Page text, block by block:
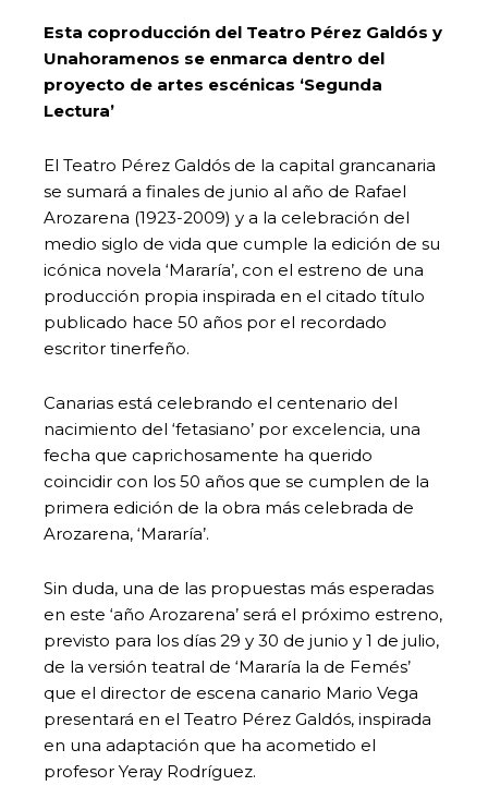
Esta coproducción del Teatro Pérez Galdós y
Unahoramenos se enmarca dentro del
proyecto de artes escénicas ‘Segunda
Lectura’
El Teatro Pérez Galdós de la capital grancanaria
se sumará a finales de junio al año de Rafael
Arozarena (1923-2009) y a la celebración del
medio siglo de vida que cumple la edición de su
icónica novela ‘Mararía’, con el estreno de una
producción propia inspirada en el citado título
publicado hace 50 años por el recordado
escritor tinerfeño.
Canarias está celebrando el centenario del
nacimiento del ‘fetasiano’ por excelencia, una
fecha que caprichosamente ha querido
coincidir con los 50 años que se cumplen de la
primera edición de la obra más celebrada de
Arozarena, ‘Mararía’.
Sin duda, una de las propuestas más esperadas
en este ‘año Arozarena’ será el próximo estreno,
previsto para los días 29 y 30 de junio y 1 de julio,
de la versión teatral de ‘Mararía la de Femés’
que el director de escena canario Mario Vega
presentará en el Teatro Pérez Galdós, inspirada
en una adaptación que ha acometido el
profesor Yeray Rodríguez.